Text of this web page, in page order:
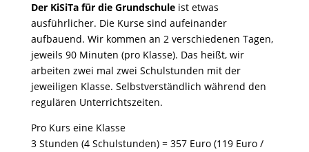
Der KiSiTa für die Grundschuleist etwas
ausführlicher. Die Kurse sind aufeinander
aufbauend. Wir kommen an 2 verschiedenen Tagen,
jeweils 90 Minuten (pro Klasse). Das heißt, wir
arbeiten zwei mal zwei Schulstunden mit der
jeweiligen Klasse. Selbstverständlich während den
regulären Unterrichtszeiten.
Pro Kurs eine Klasse
3 Stunden (4 Schulstunden) = 357 Euro (119 Euro /